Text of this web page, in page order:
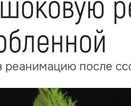
реанимацию после